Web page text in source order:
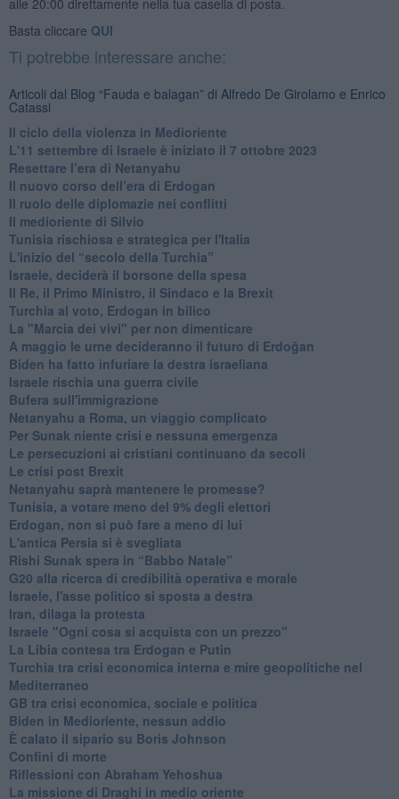
Basta cliccare QUI
Ti potrebbe interessare anche:
Articoli dal Blog “Fauda e balagan” di Alfredo De Girolamo e Enrico
Catassi
Il ciclo della violenza in Medioriente
L'11 settembre di Israele è iniziato il 7 ottobre 2023
Resettare l’era di Netanyahu
​Il nuovo corso dell’era di Erdogan
Il ruolo delle diplomazie nei conflitti
Il medioriente di Silvio
Tunisia rischiosa e strategica per l'Italia
L'inizio del “secolo della Turchia”
Israele, deciderà il borsone della spesa
Il Re, il Primo Ministro, il Sindaco e la Brexit
Turchia al voto, Erdogan in bilico
La "Marcia dei vivi" per non dimenticare
A maggio le urne decideranno il futuro di Erdoğan
Biden ha fatto infuriare la destra israeliana
Israele rischia una guerra civile
Bufera sull'immigrazione
Netanyahu a Roma, un viaggio complicato
Per Sunak niente crisi e nessuna emergenza
Le persecuzioni ai cristiani continuano da secoli
Le crisi post Brexit
Netanyahu saprà mantenere le promesse?
Tunisia, a votare meno del 9% degli elettori
Erdogan, non si può fare a meno di lui
L'antica Persia si è svegliata
Rishi Sunak spera in “Babbo Natale”
G20 alla ricerca di credibilità operativa e morale
Israele, l'asse politico si sposta a destra
Iran, dilaga la protesta
Israele "Ogni cosa si acquista con un prezzo"
La Libia contesa tra Erdogan e Putin
Turchia tra crisi economica interna e mire geopolitiche nel
Mediterraneo
GB tra crisi economica, sociale e politica
Biden in Medioriente, nessun addio
È calato il sipario su Boris Johnson
Confini di morte
Riflessioni con Abraham Yehoshua
La missione di Draghi in medio oriente